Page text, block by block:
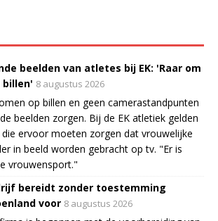
beelden van atletes bij EK: 'Raar om
billen' 8 augustus 2026
op billen en geen camerastandpunten
beelden zorgen. Bij de EK atletiek gelden
ervoor moeten zorgen dat vrouwelijke
in beeld worden gebracht op tv. "Er is
vrouwensport."
bereidt zonder toestemming
voor 8 augustus 2026